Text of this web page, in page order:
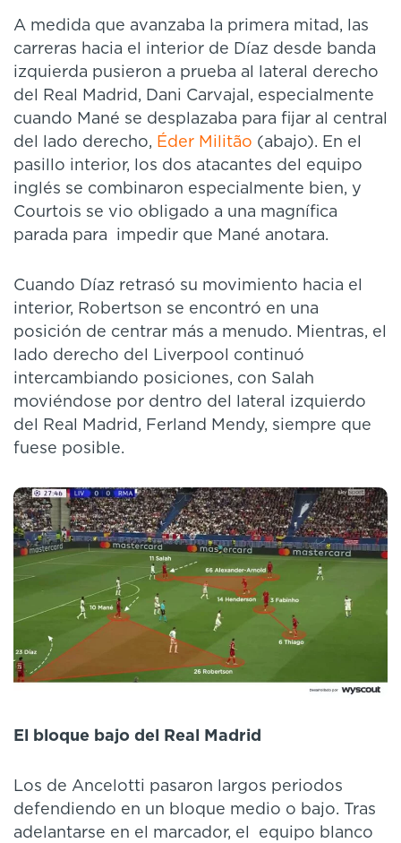
A medida que avanzaba la primera mitad, las
carreras hacia el interior de Díaz desde banda
izquierda pusieron a prueba al lateral derecho
del Real Madrid, Dani Carvajal, especialmente
cuando Mané se desplazaba para fijar al central
del lado derecho, Éder Militão (abajo). En el
pasillo interior, los dos atacantes del equipo
inglés se combinaron especialmente bien, y
Courtois se vio obligado a una magnífica
parada para impedir que Mané anotara.
Cuando Díaz retrasó su movimiento hacia el
interior, Robertson se encontró en una
posición de centrar más a menudo. Mientras, el
lado derecho del Liverpool continuó
intercambiando posiciones, con Salah
moviéndose por dentro del lateral izquierdo
del Real Madrid, Ferland Mendy, siempre que
fuese posible.
El bloque bajo del Real Madrid
Los de Ancelotti pasaron largos periodos
defendiendo en un bloque medio o bajo. Tras
adelantarse en el marcador, el equipo blanco